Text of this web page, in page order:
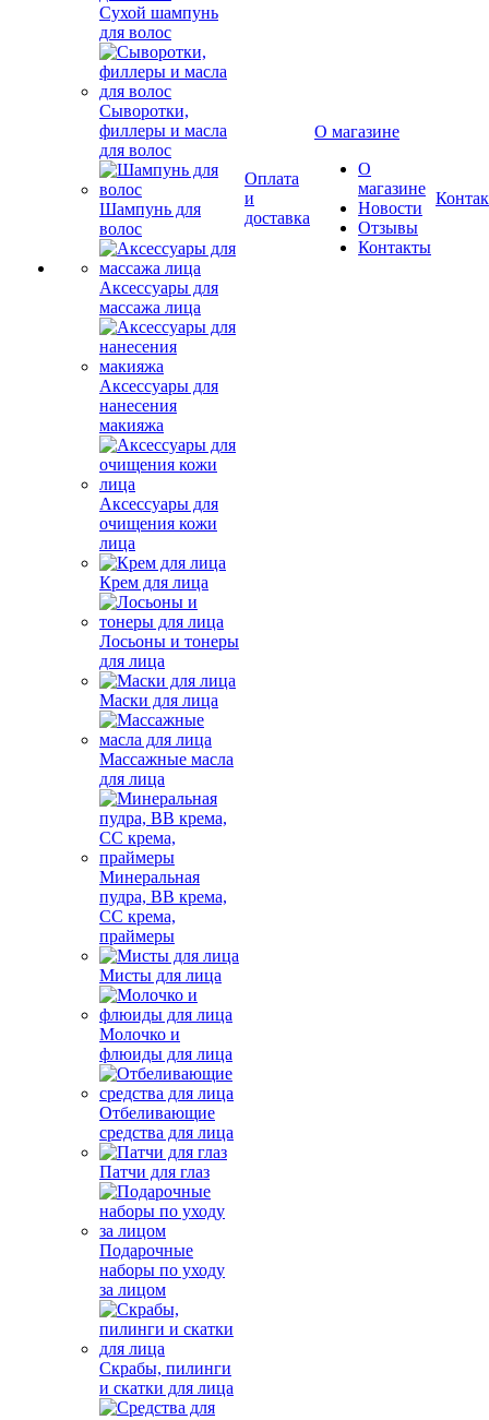
Сухой шампунь
для волос
Сыворотки,
филлеры и масла
для волос
Шампунь для
волос
Аксессуары для
массажа лица
Аксессуары для
нанесения
макияжа
Аксессуары для
очищения кожи
лица
Крем для лица
Лосьоны и тонеры
для лица
Маски для лица
Массажные масла
для лица
Минеральная
пудра, BB крема,
СС крема,
праймеры
Мисты для лица
Молочко и
флюиды для лица
Отбеливающие
средства для лица
Патчи для глаз
Подарочные
наборы по уходу
за лицом
Скрабы, пилинги
и скатки для лица
Оплата
и
доставка
О магазине
О
магазине
Новости
Отзывы
Контакты